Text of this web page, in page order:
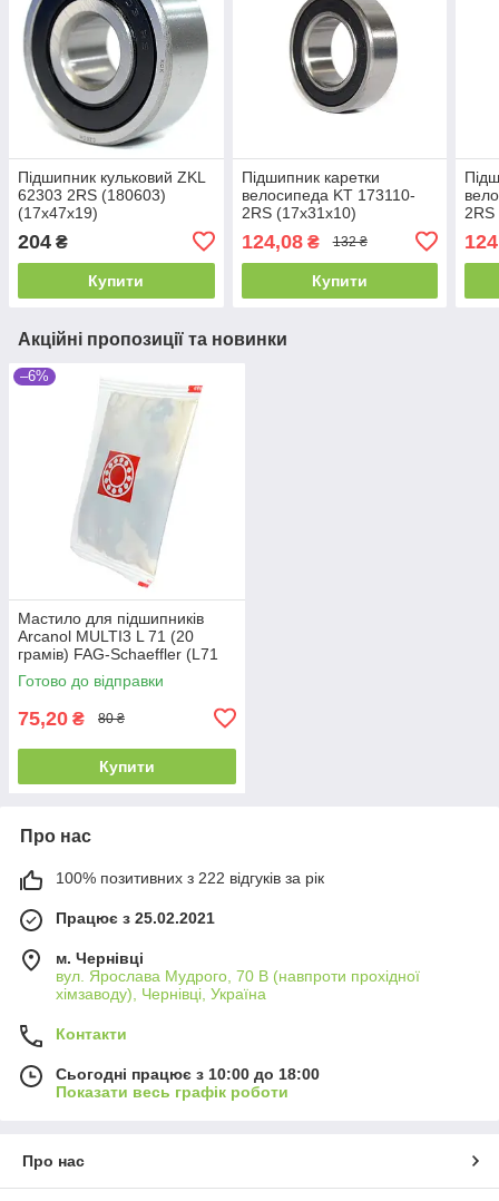
Підшипник кульковий ZKL
62303 2RS (180603)
(17x47x19)
204 ₴
Купити
Підшипник каретки
велосипеда KT 173110-
2RS (17x31x10)
124,08₴ 132 ₴
Купити
Акційні пропозиції та новинки
–6%
Мастило для підшипників
Arcanol MULTI3 L 71 (20
грамів) FAG-Schaeffler (L71
20gr) (xx)
Готово до відправки
75,20 ₴ 80 ₴
Купити
Про нас
100% позитивних з 222 відгуків за рік
Працює з 25.02.2021
м. Чернівці
вул. Ярослава Мудрого, 70 В (навпроти прохідної
хімзаводу), Чернівці, Україна
Контакти
Сьогодні працює з 10:00 до 18:00
Показати весь графік роботи
Про нас